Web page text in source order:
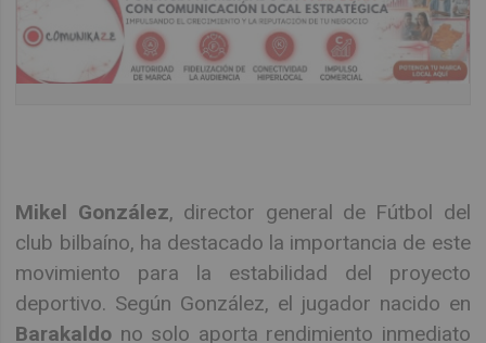
Mikel González, director general de Fútbol del
club bilbaíno, ha destacado la importancia de este
movimiento para la estabilidad del proyecto
deportivo. Según González, el jugador nacido en
Barakaldo no solo aporta rendimiento inmediato